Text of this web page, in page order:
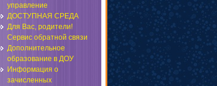
управление
ДОСТУПНАЯ СРЕДА
Для Вас, родители!
Сервис обратной связи
Дополнительное
образование в ДОУ
Информация о
зачисленных